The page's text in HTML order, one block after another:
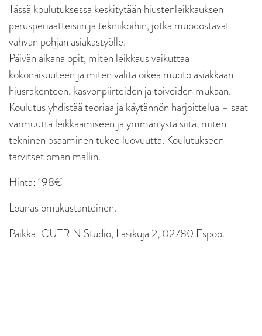
Tässä koulutuksessa keskitytään hiustenleikkauksen
perusperiaatteisiin ja tekniikoihin, jotka muodostavat
vahvan pohjan asiakastyölle.
Päivän aikana opit, miten leikkaus vaikuttaa
kokonaisuuteen ja miten valita oikea muoto asiakkaan
hiusrakenteen, kasvonpiirteiden ja toiveiden mukaan.
Koulutus yhdistää teoriaa ja käytännön harjoittelua – saat
varmuutta leikkaamiseen ja ymmärrystä siitä, miten
tekninen osaaminen tukee luovuutta. Koulutukseen
tarvitset oman mallin.
Hinta: 198€
Lounas omakustanteinen.
Paikka: CUTRIN Studio, Lasikuja 2, 02780 Espoo.